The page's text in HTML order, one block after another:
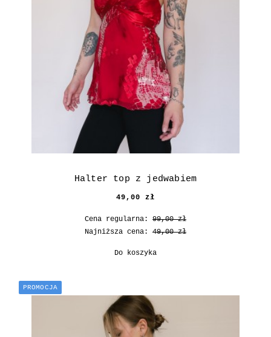
Halter top z jedwabiem
49,00 zł
Cena regularna: 99,00 zł
Najniższa cena: 49,00 zł
Do koszyka
PROMOCJA